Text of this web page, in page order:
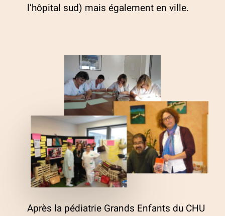
l’hôpital sud) mais également en ville.
Après la pédiatrie Grands Enfants du CHU